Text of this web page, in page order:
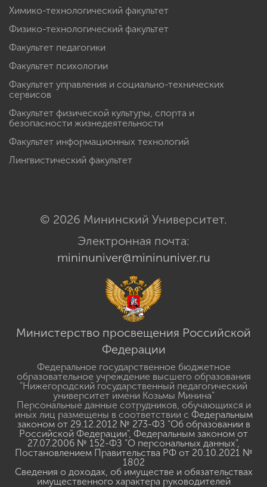
Химико-технологический факультет
Физико-технологический факультет
Факультет педагогики
Факультет психологии
Факультет управления и социально-технических
сервисов
Факультет физической культуры, спорта и
безопасности жизнедеятельности
Факультет информационных технологий
Лингвистический факультет
© 2026 Мининский Университет.
Электронная почта:
mininuniver@mininuniver.ru
Министерство просвещения Российской
Федерации
Федеральное государственное бюджетное
образовательное учреждение высшего образования
"Нижегородский государственный педагогический
университет имени Козьмы Минина"
Персональные данные сотрудников, обучающихся и
иных лиц размещены в соответствии с Федеральным
законом от 29.12.2012 № 273-ФЗ "Об образовании в
Российской Федерации", Федеральным законом от
27.07.2006 № 152-ФЗ "О персональных данных",
Постановлением Правительства РФ от 20.10.2021 №
1802
Сведения о доходах, об имуществе и обязательствах
имущественного характера руководителей